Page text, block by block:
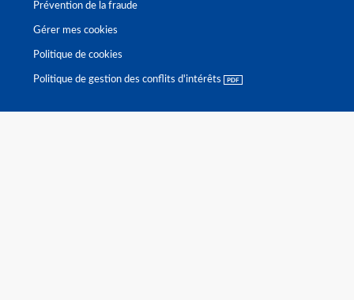
Prévention de la fraude
Gérer mes cookies
Politique de cookies
Politique de gestion des conflits d'intérêts